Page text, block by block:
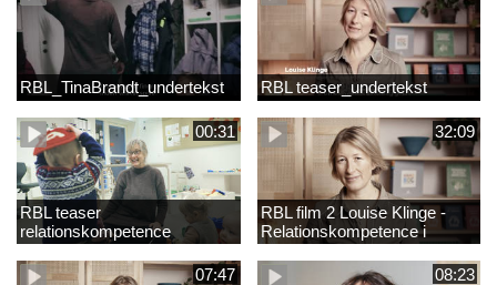
RBL_TinaBrandt_undertekst RBL teaser_undertekst
00:31
RBL teaser
relationskompetence
32:09
RBL film 2 Louise Klinge -
Relationskompetence i
praksis
07:47
08:23